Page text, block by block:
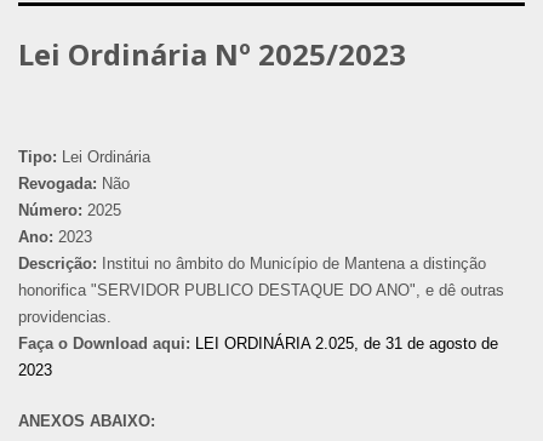
Lei Ordinária Nº 2025/2023
Tipo: Lei Ordinária
Revogada: Não
Número: 2025
Ano: 2023
Descrição: Institui no âmbito do Município de Mantena a distinção
honorifica "SERVIDOR PUBLICO DESTAQUE DO ANO", e dê outras
providencias.
Faça o Download aqui: LEI ORDINÁRIA 2.025, de 31 de agosto de
2023
ANEXOS ABAIXO: